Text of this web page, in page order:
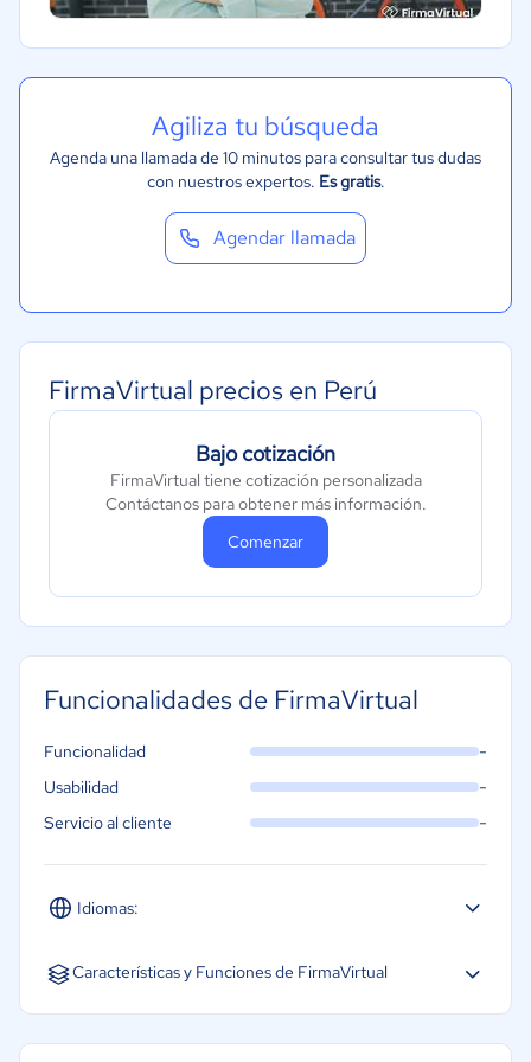
Telecomunicaciones
Financiera
Alimentaria
Manufactura
Marketing y Comunicación
Automotriz
Comercio Electrónico
Metales y Minería
Turismo
Contabilidad
Agiliza tu búsqueda
Agenda una llamada de 10 minutos para consultar tus dudas
con nuestros expertos. Es gratis.
Agendar llamada
FirmaVirtual precios en Perú
Bajo cotización
FirmaVirtual tiene cotización personalizada
Contáctanos para obtener más información.
Comenzar
Funcionalidades de FirmaVirtual
Idiomas:
Español
Funcionalidad -
Usabilidad -
Servicio al cliente -
Características y Funciones de FirmaVirtual